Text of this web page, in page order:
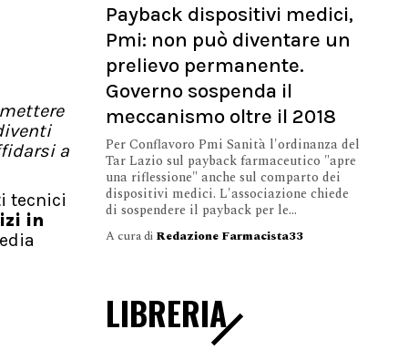
a
tecnici
in
Payback dispositivi medici,
Pmi: non può diventare un
prelievo permanente.
Governo sospenda il
meccanismo oltre il 2018
Per Conflavoro Pmi Sanità l'ordinanza del
Tar Lazio sul payback farmaceutico "apre
una riflessione" anche sul comparto dei
dispositivi medici. L'associazione chiede
di sospendere il payback per le...
A cura di Redazione Farmacista33
LIBRERIA